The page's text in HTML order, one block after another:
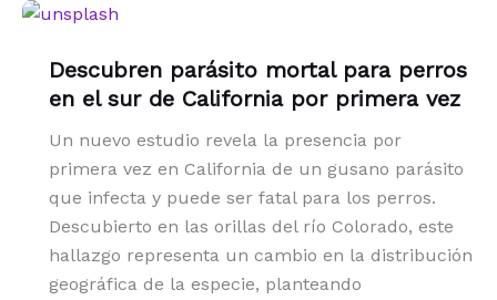
Descubren parásito mortal para perros
en el sur de California por primera vez
Un nuevo estudio revela la presencia por
primera vez en California de un gusano parásito
que infecta y puede ser fatal para los perros.
Descubierto en las orillas del río Colorado, este
hallazgo representa un cambio en la distribución
geográfica de la especie, planteando